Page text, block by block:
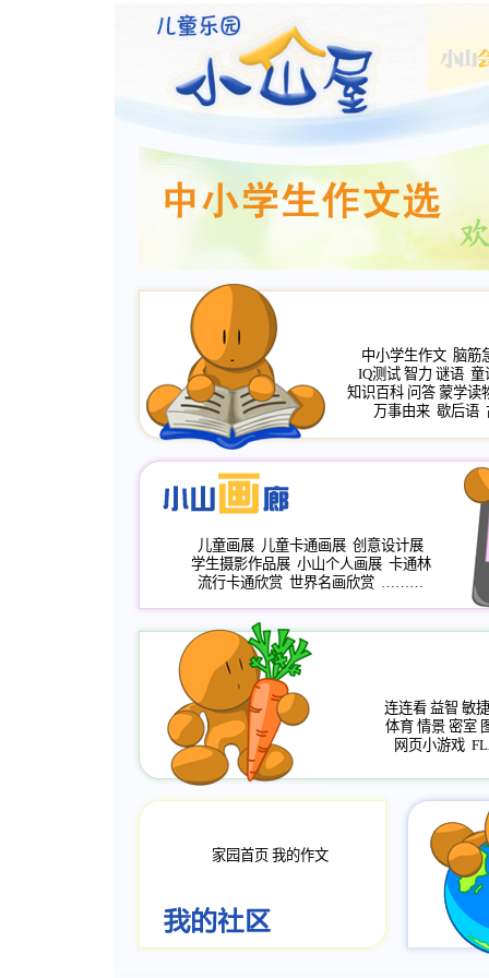
中小学生作文 脑筋
IQ测试 智力 谜语 童
知识百科 问答 蒙学读
万事由来 歇后语
儿童画展 儿童卡通画展 创意设计展
学生摄影作品展 小山个人画展 卡通林
流行卡通欣赏 世界名画欣赏 ………
连连看 益智 敏捷
体育 情景 密室
网页小游戏
家园首页 我的作文